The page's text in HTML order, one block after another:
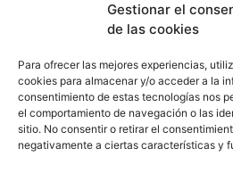
Gestionar el
de las cookies
Para ofrecer las mejores experiencias,
cookies para almacenar y/o acceder a la
consentimiento de estas tecnologías nos
el comportamiento de navegación o las
sitio. No consentir o retirar el
negativamente a ciertas características y
Proyecto de desarrollo web y tienda
presencia “Online” mediante la
mejora de imagen digital en las
Autónoma de Extremadura